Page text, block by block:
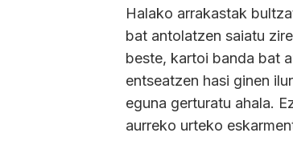
Halako arrakastak
bat antolatzen saiatu
beste, kartoi banda bat
entseatzen hasi ginen
eguna gerturatu ahala.
aurreko urteko